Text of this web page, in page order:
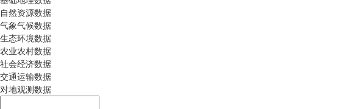
自然资源数据
气象气候数据
生态环境数据
农业农村数据
社会经济数据
交通运输数据
对地观测数据